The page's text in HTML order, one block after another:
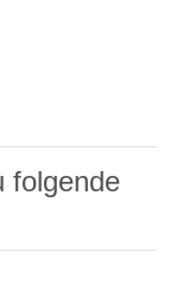
folgende